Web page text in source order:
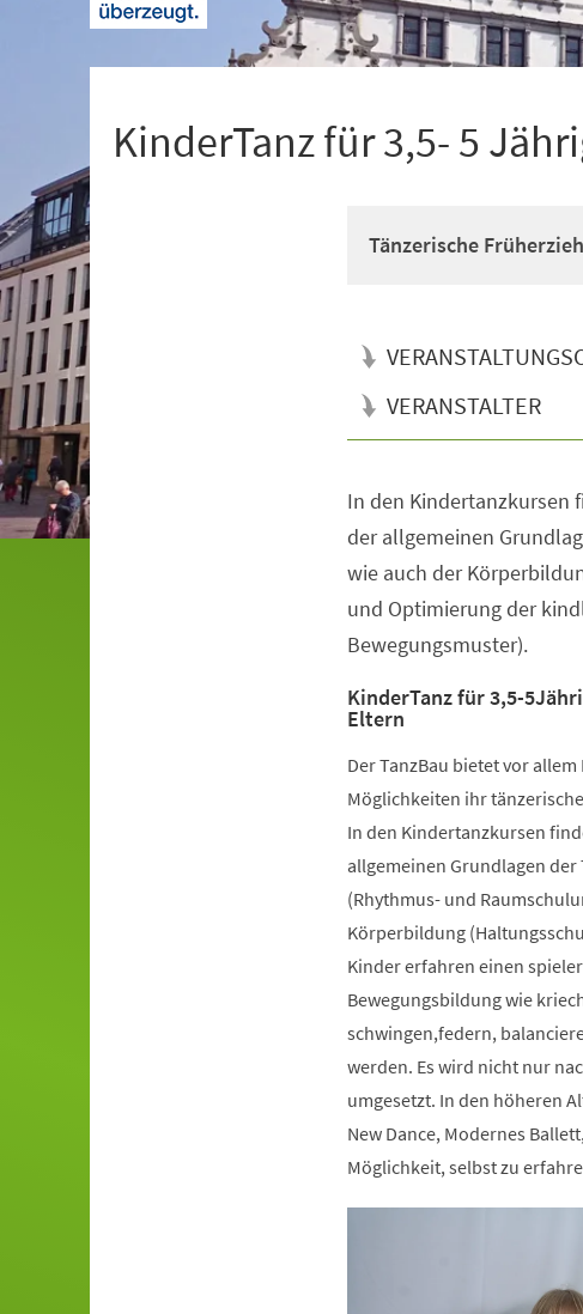
KinderTanz für 3,5- 5
Tänzerische
VERANSTALTER
In den Kindertanzkursen
der allgemeinen
wie auch der
und Optimierung der
Bewegungsmuster).
KinderTanz für 3,5-
Eltern
Der TanzBau bietet vor
Möglichkeiten ihr
In den Kindertanzkursen
allgemeinen Grundlagen der
(Rhythmus- und
Körperbildung
Kinder erfahren einen
Bewegungsbildung wie
schwingen,federn,
werden. Es wird nicht nur
umgesetzt. In den höheren
New Dance, Modernes
Möglichkeit, selbst zu